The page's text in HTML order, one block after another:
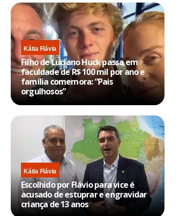
Kátia Flávia
Filho de Luciano Huck passa em
faculdade de R$ 100 mil por ano e
família comemora: “Pais
orgulhosos”
Kátia Flávia
Escolhido por Flávio para vice é
acusado de estuprar e engravidar
criança de 13 anos